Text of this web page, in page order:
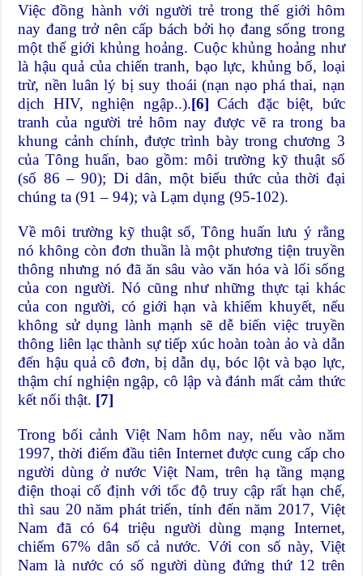
Việc đồng hành với người trẻ trong thế giới hôm
nay đang trở nên cấp bách bởi họ đang sống trong
một thế giới khủng hoảng. Cuộc khủng hoảng như
là hậu quả của chiến tranh, bạo lực, khủng bố, loại
trừ, nền luân lý bị suy thoái (nạn nạo phá thai, nạn
dịch HIV, nghiện ngập..).[6] Cách đặc biệt, bức
tranh của người trẻ hôm nay được vẽ ra trong ba
khung cảnh chính, được trình bày trong chương 3
của Tông huấn, bao gồm: môi trường kỹ thuật số
(số 86 – 90); Di dân, một biểu thức của thời đại
chúng ta (91 – 94); và Lạm dụng (95-102).
Về môi trường kỹ thuật số, Tông huấn lưu ý rằng
nó không còn đơn thuần là một phương tiện truyền
thông nhưng nó đã ăn sâu vào văn hóa và lối sống
của con người. Nó cũng như những thực tại khác
của con người, có giới hạn và khiếm khuyết, nếu
không sử dụng lành mạnh sẽ dễ biến việc truyền
thông liên lạc thành sự tiếp xúc hoàn toàn ảo và dẫn
đến hậu quả cô đơn, bị dẫn dụ, bóc lột và bạo lực,
thậm chí nghiện ngập, cô lập và đánh mất cảm thức
kết nối thật. [7]
Trong bối cảnh Việt Nam hôm nay, nếu vào năm
1997, thời điểm đầu tiên Internet được cung cấp cho
người dùng ở nước Việt Nam, trên hạ tầng mạng
điện thoại cố định với tốc độ truy cập rất hạn chế,
thì sau 20 năm phát triển, tính đến năm 2017, Việt
Nam đã có 64 triệu người dùng mạng Internet,
chiếm 67% dân số cả nước. Với con số này, Việt
Nam là nước có số người dùng đứng thứ 12 trên